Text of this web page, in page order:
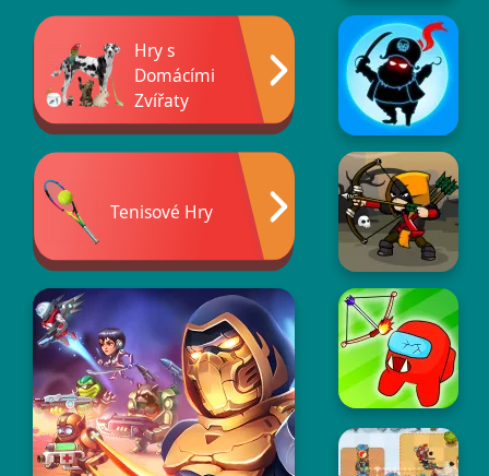
Hry s
Domácími
Zvířaty
Tenisové Hry